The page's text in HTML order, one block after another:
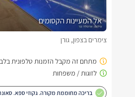
אל המעיינות הקסומים
צימרים בצפון, גורן
בריכה מחוממת מקורה. גקוזי ספא.